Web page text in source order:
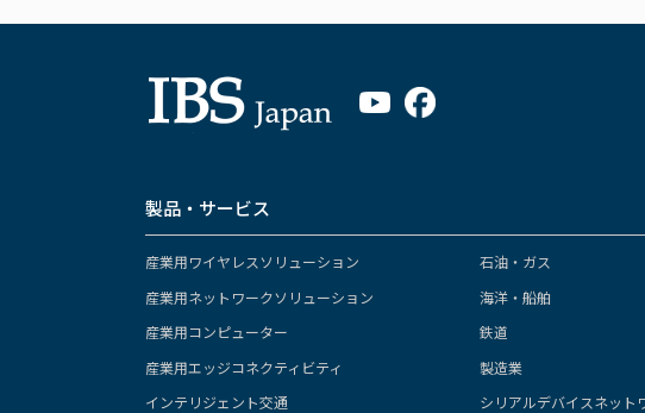
製品・サービス
産業用ワイヤレスソリューション
産業用ネットワークソリューション
産業用コンピューター
産業用エッジコネクティビティ
インテリジェント交通
石油・ガス
海洋・船舶
鉄道
製造業
シリアルデバイスネット